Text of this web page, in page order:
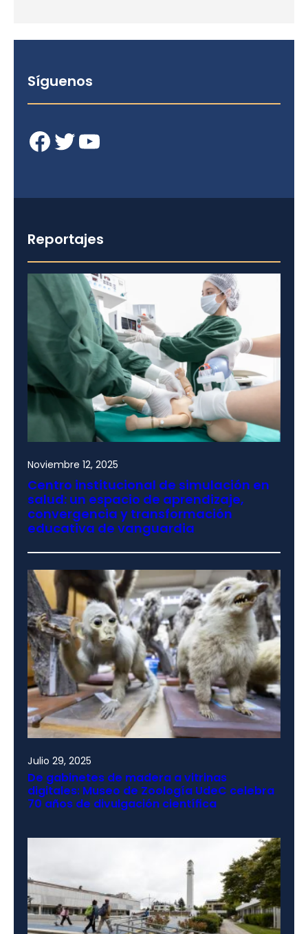
Síguenos
Facebook Twitter YouTube
Reportajes
Noviembre 12, 2025
Centro institucional de simulación en
salud: un espacio de aprendizaje,
convergencia y transformación
educativa de vanguardia
Julio 29, 2025
De gabinetes de madera a vitrinas
digitales: Museo de Zoología UdeC celebra
70 años de divulgación científica